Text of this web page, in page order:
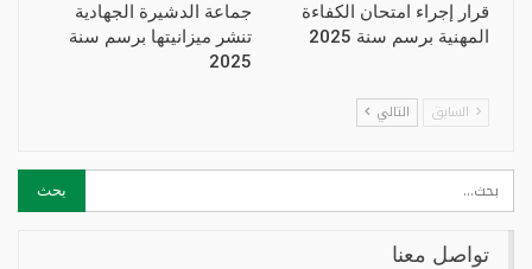
قرار إجراء امتحان الكفاءة
المهنية برسم سنة 2025
جماعة الدشيرة الجهادية
تنشر ميزانيتها برسم سنة
2025
السابق التالي
تواصل معنا